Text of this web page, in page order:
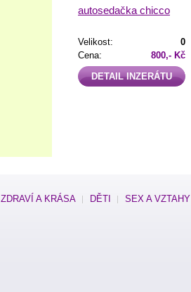
autosedačka chicco
Velikost:
0
Cena:
800,- Kč
DETAIL INZERÁTU
ZDRAVÍ A KRÁSA DĚTI SEX A VZTAHY